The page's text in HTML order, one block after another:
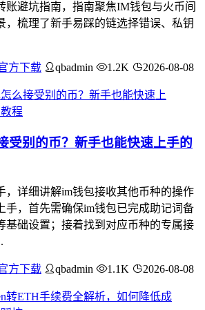
账避坑指南，指南聚焦IM钱包与火币间
，梳理了新手易踩的链选择错误、私钥
方下载 qbadmin 1.2K 2026-08-08
受别的币？新手也能快速上手的
，详细讲解im钱包接收其他币种的操作
手，首先需确保im钱包已完成助记词备
基础设置；接着找到对应币种的专属接
方下载 qbadmin 1.1K 2026-08-08